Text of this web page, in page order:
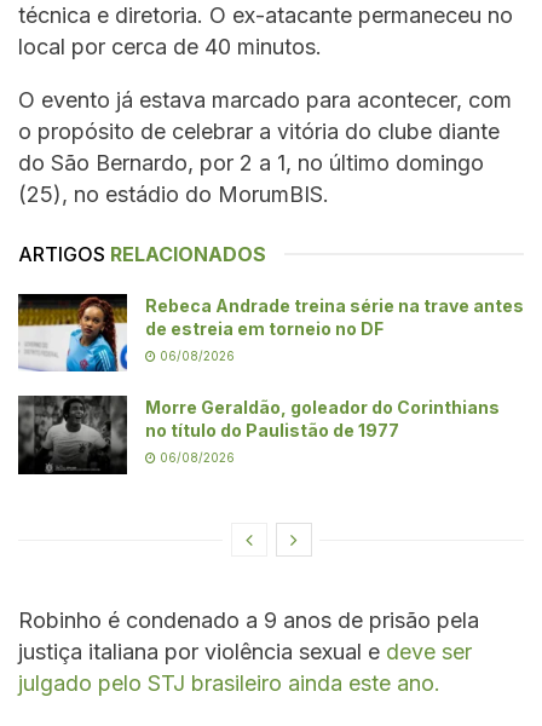
técnica e diretoria. O ex-atacante permaneceu no
local por cerca de 40 minutos.
O evento já estava marcado para acontecer, com
o propósito de celebrar a vitória do clube diante
do São Bernardo, por 2 a 1, no último domingo
(25), no estádio do MorumBIS.
ARTIGOS RELACIONADOS
Rebeca Andrade treina série na trave antes
de estreia em torneio no DF
06/08/2026
Morre Geraldão, goleador do Corinthians
no título do Paulistão de 1977
06/08/2026
Robinho é condenado a 9 anos de prisão pela
justiça italiana por violência sexual e deve ser
julgado pelo STJ brasileiro ainda este ano.